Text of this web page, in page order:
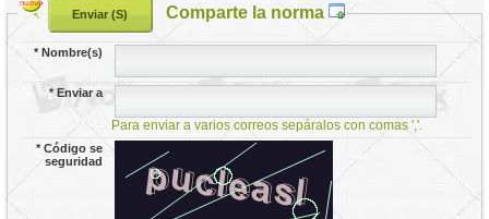
Comparte la norma
*Nombre(s)
*Enviar a
Para enviar a varios correos sepáralos con comas ','.
*Código se
seguridad